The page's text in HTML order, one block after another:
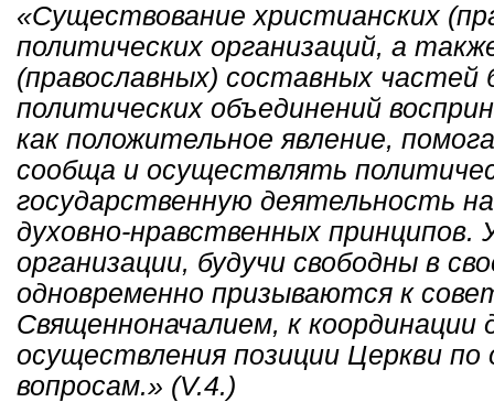
«Существование христианских
политических организаций, а
(православных) составных частей
политических объединений
как положительное явление,
сообща и осуществлять
государственную деятельность
духовно-нравственных
организации, будучи свободны в
одновременно призываются к
Священноначалием, к координации
осуществления позиции Церкви
вопросам.» (V.4.)